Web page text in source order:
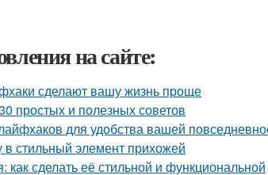
на сайте:
сделают вашу жизнь проще
простых и полезных советов
для удобства вашей
в стильный элемент прихожей
как сделать её стильной и функциональной